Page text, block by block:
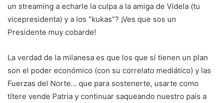
un streaming a echarle la culpa a la amiga de Videla (tu
vicepresidenta) y a los “kukas”? ¡Ves que sos un
Presidente muy cobarde!
La verdad de la milanesa es que los que sí tienen un plan
son el poder económico (con su correlato mediático) y las
Fuerzas del Norte… que para sostenerte, usarte como
títere vende Patria y continuar saqueando nuestro país a